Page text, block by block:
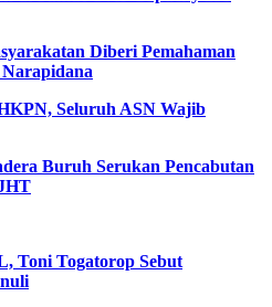
Diberi Pemahaman
Narapidana
Seluruh ASN Wajib
Buruh Serukan Pencabutan
Toni Togatorop Sebut